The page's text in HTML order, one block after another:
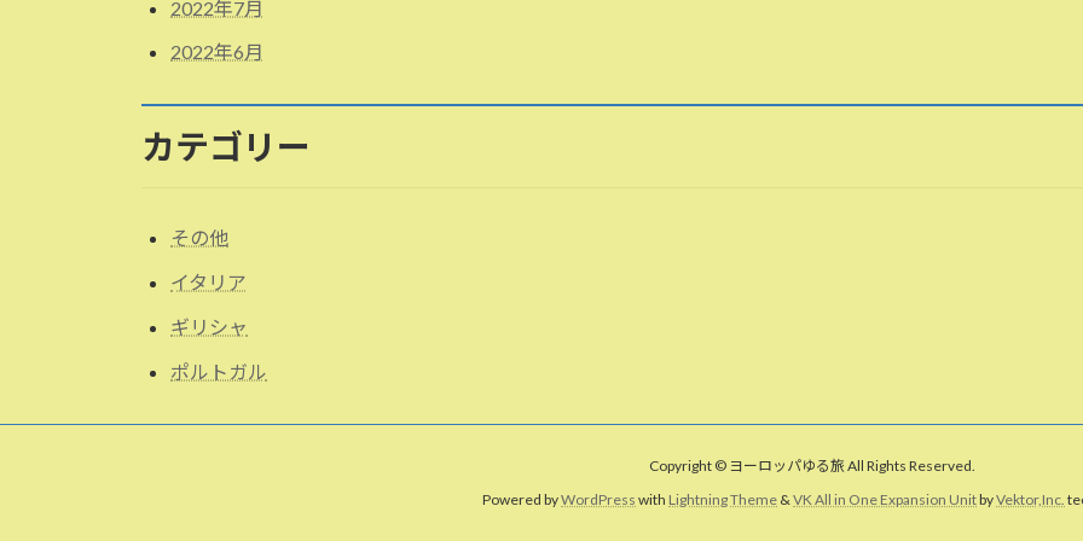
2022年7月
2022年6月
カテゴリー
その他
イタリア
ギリシャ
ポルトガル
Copyright © ヨーロッパゆる旅 All Rights Reserved.
Powered byWordPress with Lightning Theme & VK All in One Expansion UnitbyVektor,Inc.